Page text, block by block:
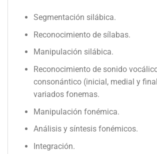
Segmentación silábica.
Reconocimiento de sílabas.
Manipulación silábica.
Reconocimiento de sonido
consonántico (inicial, medial y
variados fonemas.
Manipulación fonémica.
Análisis y síntesis fonémicos.
Integración.